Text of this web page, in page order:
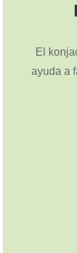
El
ayuda a